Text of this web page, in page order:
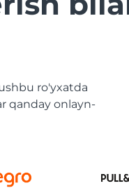
ro'yxatda
qanday onlayn-